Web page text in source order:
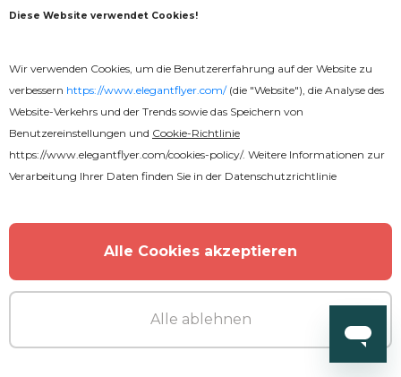
Karibisches Motiv CD Cover
Diese Website verwendet Cookies!
Wir verwenden Cookies, um die Benutzererfahrung auf der Website zu
verbessern https://www.elegantflyer.com/(die "Website"), die Analyse des
Website-Verkehrs und der Trends sowie das Speichern von
Benutzereinstellungen und Cookie-Richtlinie
https://www.elegantflyer.com/cookies-policy/. Weitere Informationen zur
Verarbeitung Ihrer Daten finden Sie in der Datenschutzrichtlinie
Alle Cookies akzeptieren
Alle ablehnen